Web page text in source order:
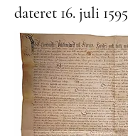
dateret 16. juli 1595